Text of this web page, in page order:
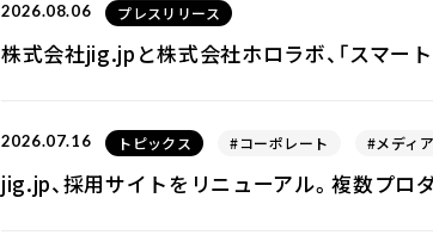
2026.08.06 プレスリリース
株式会社jig.jpと株式会社ホロラボ、「スマ
2026.07.16 トピックス #コーポレート #メディア
jig.jp、採用サイトをリニューアル。複数プロ